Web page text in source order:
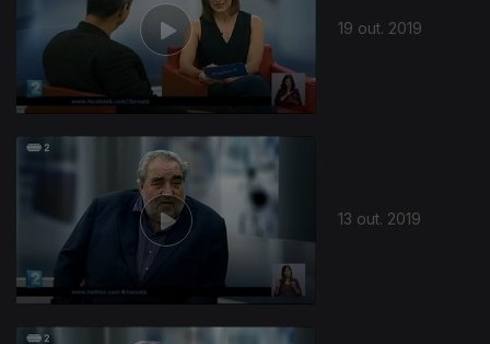
19 out. 2019
13 out. 2019